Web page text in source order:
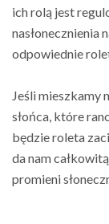
ich rolą jest
nasłonecznienia
odpowiednie
Jeśli mieszkamy
słońca, które
będzie roleta
da nam
promieni